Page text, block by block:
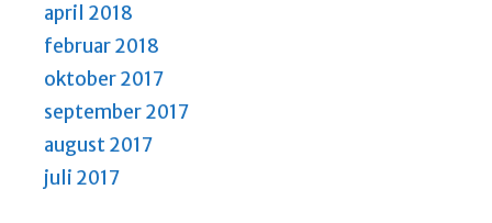
april 2018
februar 2018
oktober 2017
september 2017
august 2017
juli 2017